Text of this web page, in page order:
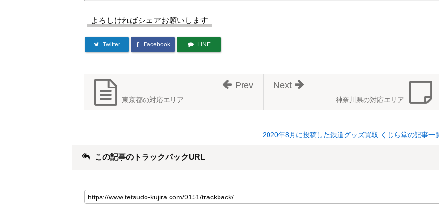
よろしければシェアお願いします
Twitter Facebook LINE
神奈川県の対応エリア
Next
東京都の対応エリア
Prev
2020年8月に投稿した鉄道グッズ買取 くじら堂の記事一
この記事のトラックバックURL